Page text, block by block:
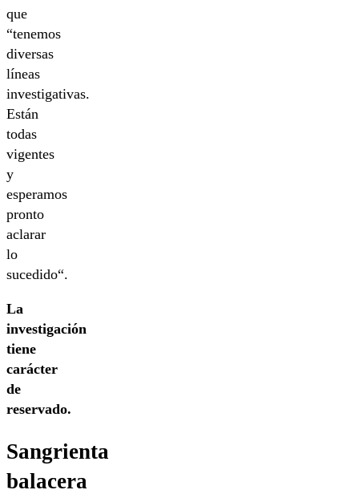
que
“tenemos
diversas
líneas
investigativas.
Están
todas
vigentes
y
esperamos
pronto
aclarar
lo
sucedido“.
La
investigación
tiene
carácter
de
reservado.
Sangrienta
balacera